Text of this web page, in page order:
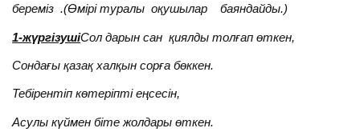
береміз .(Өмірі туралы оқушылар баяндайды.)
1-жүргізушіСол дарын сан қиялды толғап өткен,
Сондағы қазақ халқын сорға бөккен.
Тебірентіп көтеріпті еңсесін,
Асулы күймен біте жолдары өткен.